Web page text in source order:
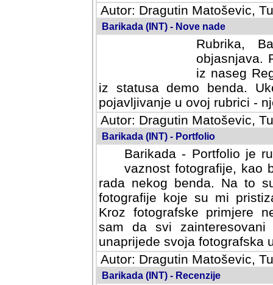
Autor: Dragutin Matoševic,
Barikada (INT) - Nove nade
Rubrika,
objasnjava.
iz naseg
iz statusa demo benda.
pojavljivanje u ovoj rubrici -
Autor: Dragutin Matoševic,
Barikada (INT) - Portfolio
Barikada - Portfolio je
vaznost fotografije, kao
rada nekog benda. Na to
fotografije koje su mi
fotografske primjere
svi zainteresovani
svoja fotografska umijeca.
Autor: Dragutin Matoševic,
Barikada (INT) - Recenzije